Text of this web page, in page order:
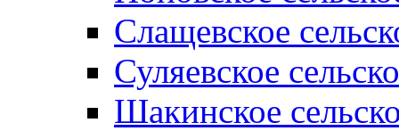
Слащевское
Суляевское
Шакинское